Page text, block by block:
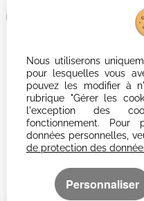
Afin de vous offrir un
votre tablette ou
Nous utiliserons
pour lesquelles vous
pouvez les modifier à
rubrique "Gérer les
l'exception des
fonctionnement. Pour
données personnelles,
de protection des
Personnaliser